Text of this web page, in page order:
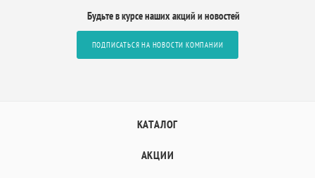
Будьте в курсе наших акций и новостей
ПОДПИСАТЬСЯ НА НОВОСТИ КОМПАНИИ
КАТАЛОГ
АКЦИИ